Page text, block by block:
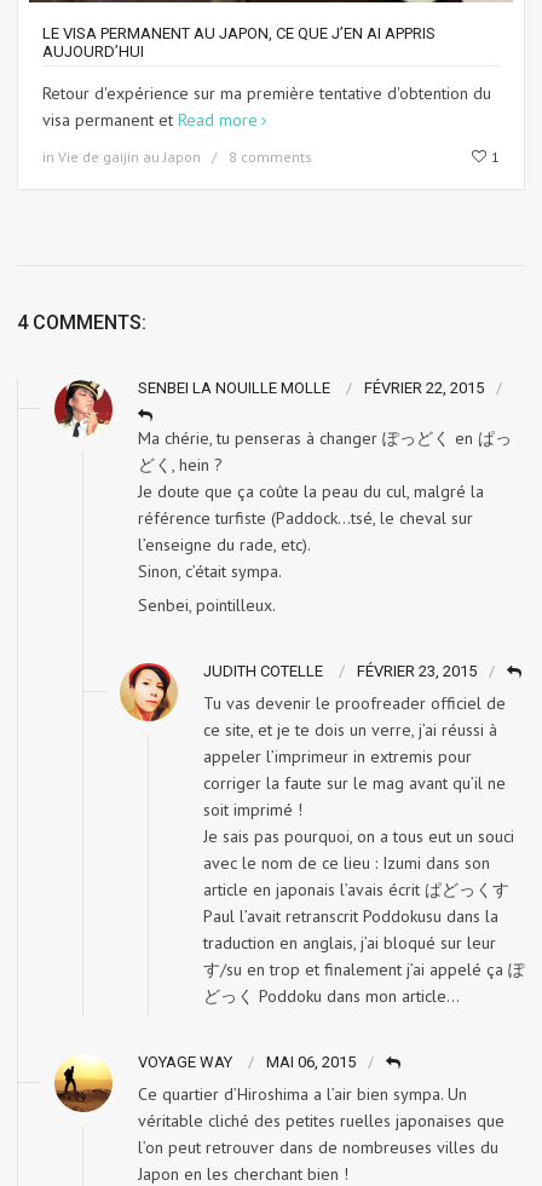
LE VISA PERMANENT AU JAPON, CE QUE J’EN AI APPRIS
AUJOURD’HUI
Retour d'expérience sur ma première tentative d'obtention du
visa permanent et Read more
in Vie de gaijin au Japon 8 comments 1
4 COMMENTS:
SENBEI LA NOUILLE MOLLE FÉVRIER 22, 2015
Ma chérie, tu penseras à changer ぽっどく en ぱっ
どく, hein ?
Je doute que ça coûte la peau du cul, malgré la
référence turfiste (Paddock…tsé, le cheval sur
l’enseigne du rade, etc).
Sinon, c’était sympa.
Senbei, pointilleux.
JUDITH COTELLE FÉVRIER 23, 2015
Tu vas devenir le proofreader officiel de
ce site, et je te dois un verre, j’ai réussi à
appeler l’imprimeur in extremis pour
corriger la faute sur le mag avant qu’il ne
soit imprimé !
Je sais pas pourquoi, on a tous eut un souci
avec le nom de ce lieu : Izumi dans son
article en japonais l’avais écrit ぱどっくす
Paul l’avait retranscrit Poddokusu dans la
traduction en anglais, j’ai bloqué sur leur
す/su en trop et finalement j’ai appelé ça ぽ
どっく Poddoku dans mon article…
VOYAGE WAY MAI 06, 2015
Ce quartier d’Hiroshima a l’air bien sympa. Un
véritable cliché des petites ruelles japonaises que
l’on peut retrouver dans de nombreuses villes du
Japon en les cherchant bien !